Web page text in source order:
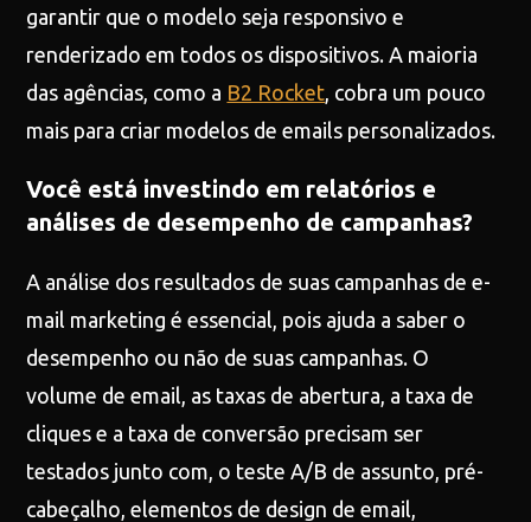
garantir que o modelo seja responsivo e
renderizado em todos os dispositivos. A maioria
das agências, como a B2 Rocket, cobra um pouco
mais para criar modelos de emails personalizados.
Você está investindo em relatórios e
análises de desempenho de campanhas?
A análise dos resultados de suas campanhas de e-
mail marketing é essencial, pois ajuda a saber o
desempenho ou não de suas campanhas. O
volume de email, as taxas de abertura, a taxa de
cliques e a taxa de conversão precisam ser
testados junto com, o teste A/B de assunto, pré-
cabeçalho, elementos de design de email,